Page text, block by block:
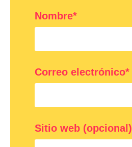
Nombre*
Correo electrónico*
Sitio web (opcional)